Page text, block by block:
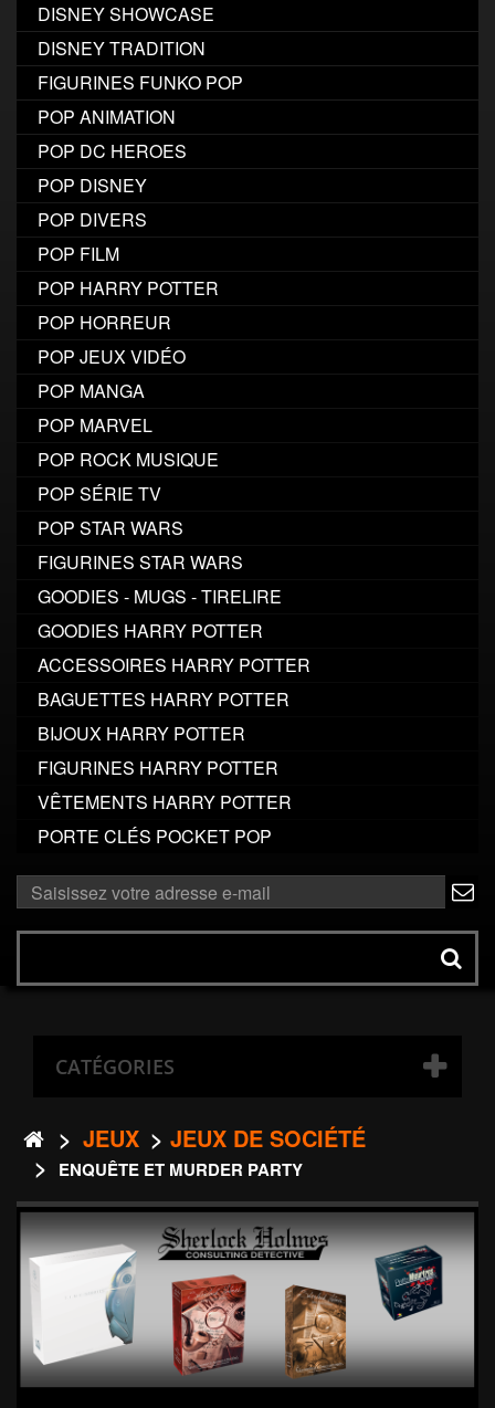
DISNEY SHOWCASE
DISNEY TRADITION
FIGURINES FUNKO POP
POP ANIMATION
POP DC HEROES
POP DISNEY
POP DIVERS
POP FILM
POP HARRY POTTER
POP HORREUR
POP JEUX VIDÉO
POP MANGA
POP MARVEL
POP ROCK MUSIQUE
POP SÉRIE TV
POP STAR WARS
FIGURINES STAR WARS
GOODIES - MUGS - TIRELIRE
GOODIES HARRY POTTER
ACCESSOIRES HARRY POTTER
BAGUETTES HARRY POTTER
BIJOUX HARRY POTTER
FIGURINES HARRY POTTER
VÊTEMENTS HARRY POTTER
PORTE CLÉS POCKET POP
Rechercher
produit
CATÉGORIES
> JEUX > JEUX DE SOCIÉTÉ
> ENQUÊTE ET MURDER PARTY